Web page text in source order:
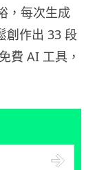
，每次生成
創作出 33 段
費 AI 工具，